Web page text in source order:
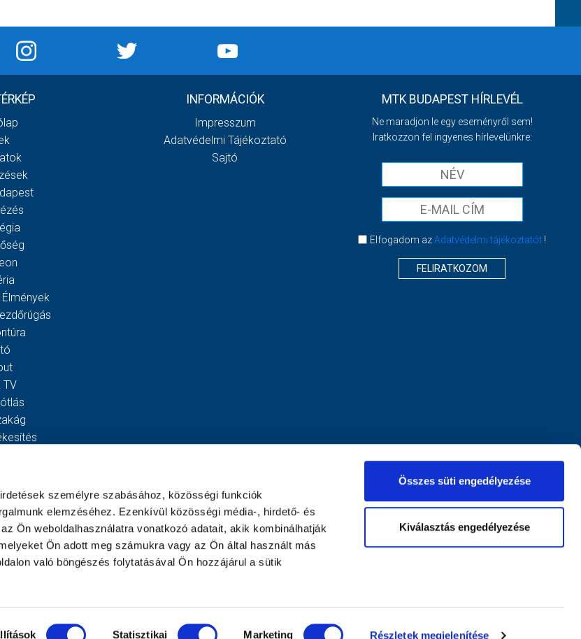
személyre szabásához, közösségi funkciók
elemzéséhez. Ezenkívül közösségi média-, hirdető- és
Ön weboldalhasználatra vonatkozó adatait, akik kombinálhatják
Ön adott meg számukra vagy az Ön által használt más
való böngészés folytatásával Ön hozzájárul a sütik
Statisztikai Marketing Részletek megjelenítése
Összes süti engedélyezése
Kiválasztás engedélyezése
TV
INFORMÁCIÓK
Impresszum
Adatvédelmi Tájékoztató
Sajtó
MTK BUDAPEST HÍRLEVÉL
Ne maradjon le egy eseményről sem!
Iratkozzon fel ingyenes hírlevelünkre:
Elfogadom azAdatvédelmi tájékoztatót !
FELIRATKOZOM